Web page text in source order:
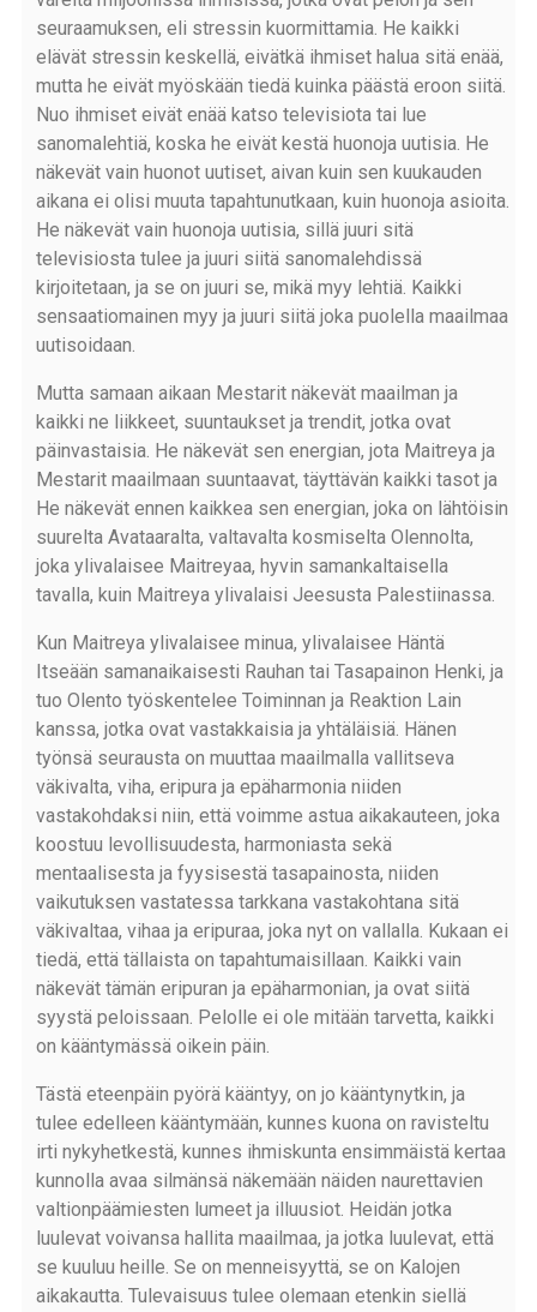
seuraamuksen, eli stressin kuormittamia. He kaikki
elävät stressin keskellä, eivätkä ihmiset halua sitä enää,
mutta he eivät myöskään tiedä kuinka päästä eroon siitä.
Nuo ihmiset eivät enää katso televisiota tai lue
sanomalehtiä, koska he eivät kestä huonoja uutisia. He
näkevät vain huonot uutiset, aivan kuin sen kuukauden
aikana ei olisi muuta tapahtunutkaan, kuin huonoja asioita.
He näkevät vain huonoja uutisia, sillä juuri sitä
televisiosta tulee ja juuri siitä sanomalehdissä
kirjoitetaan, ja se on juuri se, mikä myy lehtiä. Kaikki
sensaatiomainen myy ja juuri siitä joka puolella maailmaa
uutisoidaan.
Mutta samaan aikaan Mestarit näkevät maailman ja
kaikki ne liikkeet, suuntaukset ja trendit, jotka ovat
päinvastaisia. He näkevät sen energian, jota Maitreya ja
Mestarit maailmaan suuntaavat, täyttävän kaikki tasot ja
He näkevät ennen kaikkea sen energian, joka on lähtöisin
suurelta Avataaralta, valtavalta kosmiselta Olennolta,
joka ylivalaisee Maitreyaa, hyvin samankaltaisella
tavalla, kuin Maitreya ylivalaisi Jeesusta Palestiinassa.
Kun Maitreya ylivalaisee minua, ylivalaisee Häntä
Itseään samanaikaisesti Rauhan tai Tasapainon Henki, ja
tuo Olento työskentelee Toiminnan ja Reaktion Lain
kanssa, jotka ovat vastakkaisia ja yhtäläisiä. Hänen
työnsä seurausta on muuttaa maailmalla vallitseva
väkivalta, viha, eripura ja epäharmonia niiden
vastakohdaksi niin, että voimme astua aikakauteen, joka
koostuu levollisuudesta, harmoniasta sekä
mentaalisesta ja fyysisestä tasapainosta, niiden
vaikutuksen vastatessa tarkkana vastakohtana sitä
väkivaltaa, vihaa ja eripuraa, joka nyt on vallalla. Kukaan ei
tiedä, että tällaista on tapahtumaisillaan. Kaikki vain
näkevät tämän eripuran ja epäharmonian, ja ovat siitä
syystä peloissaan. Pelolle ei ole mitään tarvetta, kaikki
on kääntymässä oikein päin.
Tästä eteenpäin pyörä kääntyy, on jo kääntynytkin, ja
tulee edelleen kääntymään, kunnes kuona on ravisteltu
irti nykyhetkestä, kunnes ihmiskunta ensimmäistä kertaa
kunnolla avaa silmänsä näkemään näiden naurettavien
valtionpäämiesten lumeet ja illuusiot. Heidän jotka
luulevat voivansa hallita maailmaa, ja jotka luulevat, että
se kuuluu heille. Se on menneisyyttä, se on Kalojen
aikakautta. Tulevaisuus tulee olemaan etenkin siellä